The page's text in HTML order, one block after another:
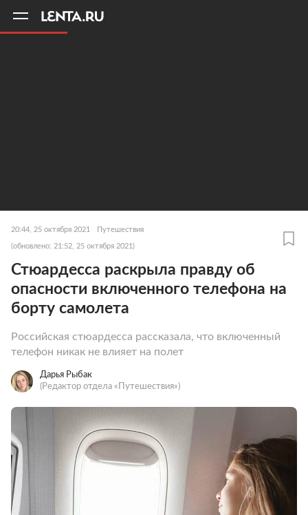
20:44, 25 октября 2021 Путешествия
(обновлено: 21:52, 25 октября 2021)
Стюардесса раскрыла правду об
опасности включенного телефона на
борту самолета
Российская стюардесса рассказала, что включенный
телефон никак не влияет на полет
Дарья Рыбак
(Редактор отдела «Путешествия»)